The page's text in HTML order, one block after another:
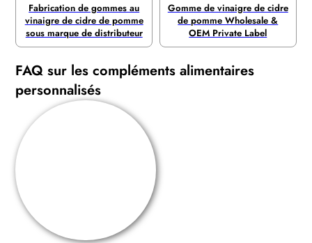
Fabrication de gommes au
vinaigre de cidre de pomme
sous marque de distributeur
Gomme de vinaigre de cidre
de pomme Wholesale &
OEM Private Label
FAQ sur les compléments alimentaires
personnalisés